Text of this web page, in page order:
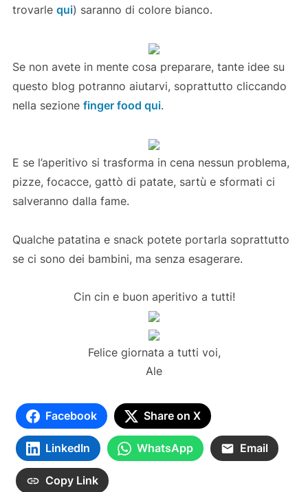
trovarle qui) saranno di colore bianco.
Se non avete in mente cosa preparare, tante idee su
questo blog potranno aiutarvi, soprattutto cliccando
nella sezione finger food qui.
E se l’aperitivo si trasforma in cena nessun problema,
pizze, focacce, gattò di patate, sartù e sformati ci
salveranno dalla fame.
Qualche patatina e snack potete portarla soprattutto
se ci sono dei bambini, ma senza esagerare.
Cin cin e buon aperitivo a tutti!
Felice giornata a tutti voi,
Ale
Facebook Share on X
LinkedIn WhatsApp Email
Copy Link